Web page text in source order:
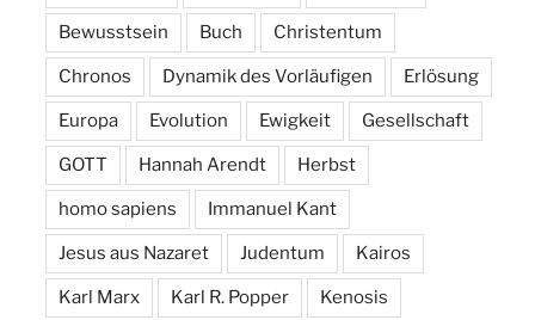
Bewusstsein Buch Christentum
Chronos Dynamik des Vorläufigen Erlösung
Europa Evolution Ewigkeit Gesellschaft
GOTT Hannah Arendt Herbst
homo sapiens Immanuel Kant
Jesus aus Nazaret Judentum Kairos
Karl Marx Karl R. Popper Kenosis